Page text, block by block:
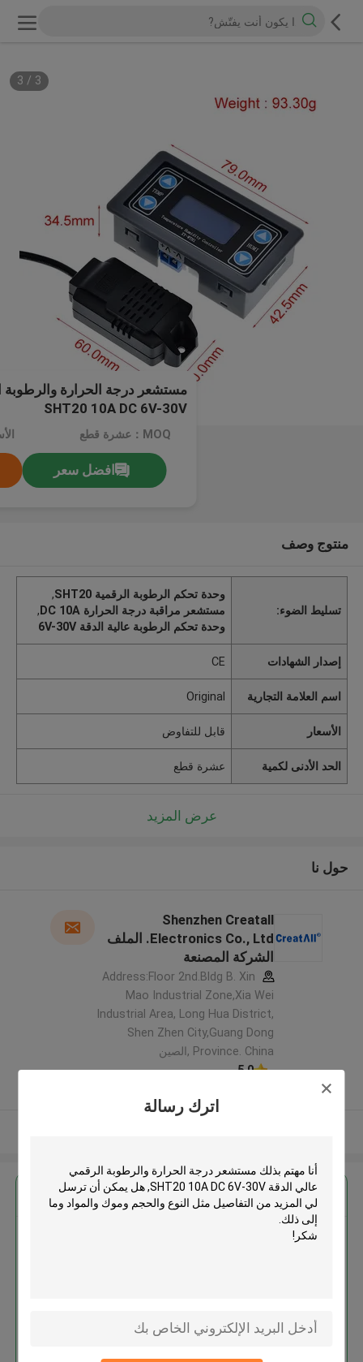
اترك رسالة
3
/
3
مستشعر درجة الحرارة والرطوبة
SHT20 10A DC 6V-30V
MOQ：عشرة قطع
افضل سعر
منتوج وصف
تسليط الضوء:
وحدة تحكم الرطوبة الرقمية SHT20
,
مستشعر مراقبة درجة الحرارة DC 10A
,
وحدة تحكم الرطوبة عالية الدقة 6V-30V
إصدار الشهادات CE
اسم العلامة التجارية Original
الأسعار قابل للتفاوض
الحد الأدنى لكمية عشرة قطع
عرض المزيد
حول نا
Shenzhen Creatall
Electronics Co., Ltd. الملف
الشركة المصنعة
Address:Floor 2nd.Bldg B. Xin
Mao Industrial Zone,Xia Wei
Industrial Area, Long Hua District,
Shen Zhen City,Guang Dong
Province. China ,الصين
5.0
احصل على افضل سعر ل